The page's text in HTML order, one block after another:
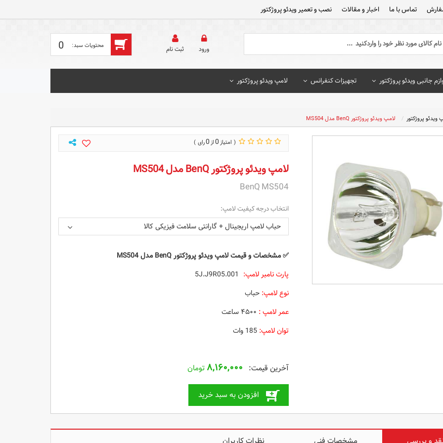
تماس با ما اخبار و مقالات نصب و تعمیر ویدئو پروژکتور
0 ورود ثبت‌ نام
جانبی ویدئو پروژکتور تجهیزات کنفرانس لامپ ویدئو پروژکتور
ویدئو پروژکتور لامپ ویدئو پروژکتور BenQ مدل MS504
0
0
لامپ ویدئو پروژکتور BenQ مدل MS504
BenQ MS504
انتخاب درجه کیفیت لامپ:
حباب لامپ اریجینال + گارانتی سلامت فیزیکی کالا
✅مشخصات و قیمت لامپ ویدئو پروژکتور BenQ مدل MS504
پارت نامبر لامپ:
نوع لامپ: حباب
عمر لامپ : ۴۵۰۰ ساعت
توان لامپ: 185 وات
۸,۱۶۰,۰۰۰ تومان
افزودن به سبد خرید